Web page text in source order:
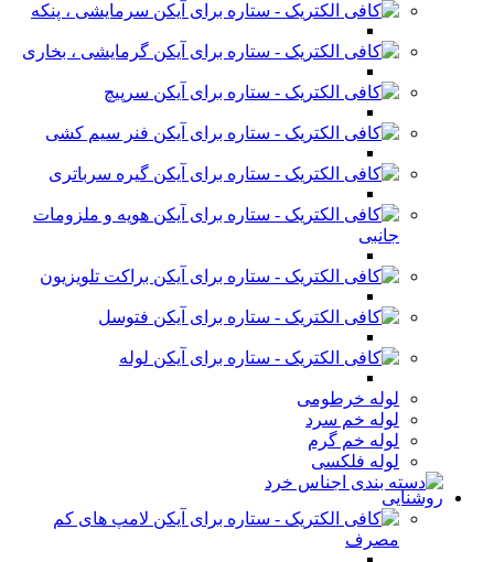
سرمایشی ، پنکه
گرمایشی ، بخاری
سرپیچ
فنر سیم کشی
گیره سرباتری
هویه و ملزومات
جانبی
براکت تلویزیون
فتوسل
لوله
لوله خرطومی
لوله خم سرد
لوله خم گرم
لوله فلکسی
روشنایی
لامپ های کم
مصرف